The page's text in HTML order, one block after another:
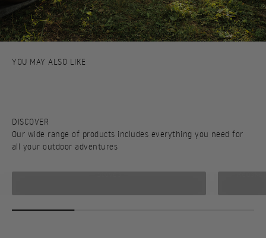
Vær oppmerksom på at noen kunder gir en rating uten å skrive en review, og at
antallet ratings derfor vil være forskjellig fra antall reviews.
Our wide range of products includes everything you need for
all your outdoor adventures
Stoves